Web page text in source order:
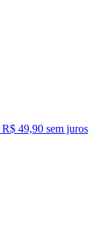
R$ 49,90 sem juros